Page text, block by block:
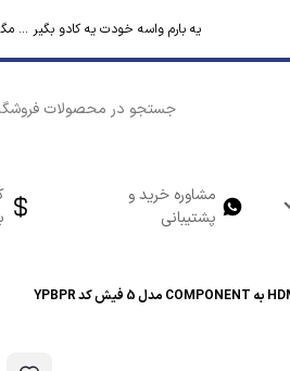
یه بارم واسه خودت یه کادو بگیر ...
مشاوره خرید و
پشتیبانی